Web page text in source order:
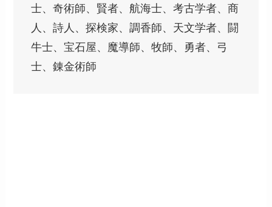
士、奇術師、賢者、航海士、考古学者、商
人、詩人、探検家、調香師、天文学者、闘
牛士、宝石屋、魔導師、牧師、勇者、弓
士、錬金術師